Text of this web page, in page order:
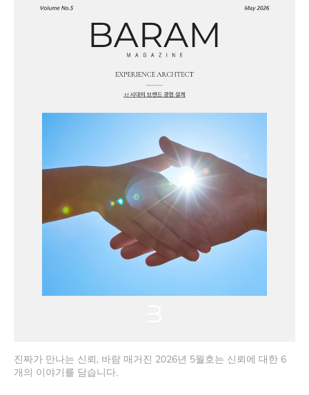
진짜가 만나는 신뢰, 바람 매거진 2026년 5월호는 신뢰에 대한 6
개의 이야기를 담습니다.